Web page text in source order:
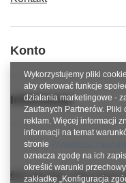
Konto
Informacje
600 267 814 https://
Wykorzystujemy pliki
aby oferować funkcje
działania marketingowe -
Zaufanych Partnerów. Pliki
reklam. Więcej informacji
informacji na temat
stronie
oznacza zgodę na ich
określić warunki
zakładkę „Konfiguracja